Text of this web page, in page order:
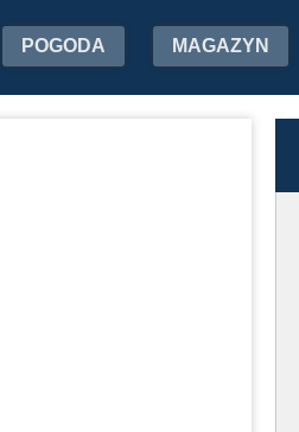
POGODA MAGAZYN